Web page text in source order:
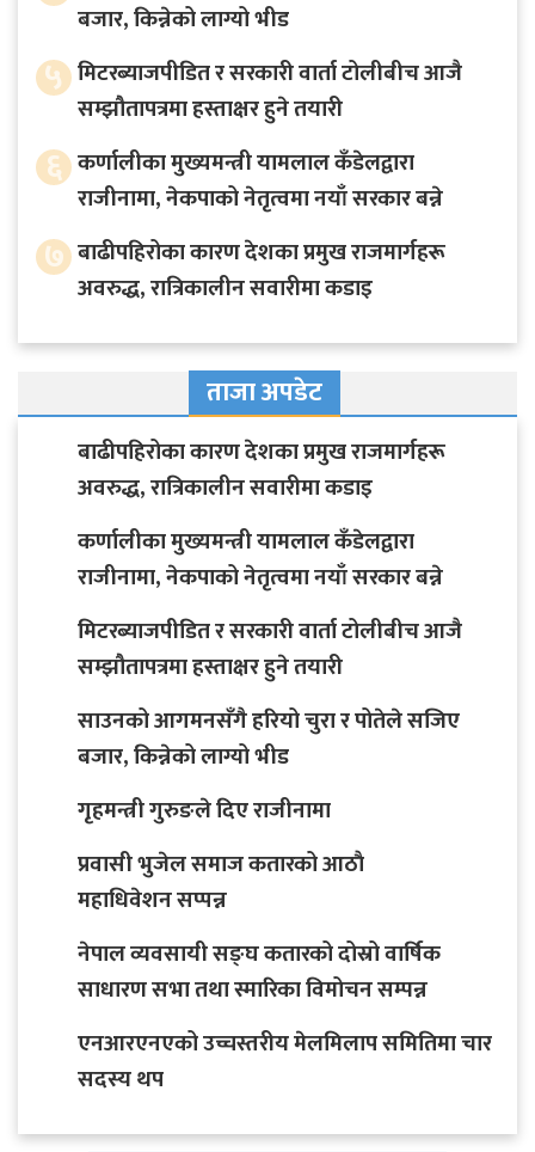
बजार, किन्नेको लाग्यो भीड
५ मिटरब्याजपीडित र सरकारी वार्ता टोलीबीच आजै
सम्झौतापत्रमा हस्ताक्षर हुने तयारी
६ कर्णालीका मुख्यमन्त्री यामलाल कँडेलद्वारा
राजीनामा, नेकपाको नेतृत्वमा नयाँ सरकार बन्ने
७ बाढीपहिरोका कारण देशका प्रमुख राजमार्गहरू
अवरुद्ध, रात्रिकालीन सवारीमा कडाइ
ताजा अपडेट
बाढीपहिरोका कारण देशका प्रमुख राजमार्गहरू
अवरुद्ध, रात्रिकालीन सवारीमा कडाइ
कर्णालीका मुख्यमन्त्री यामलाल कँडेलद्वारा
राजीनामा, नेकपाको नेतृत्वमा नयाँ सरकार बन्ने
मिटरब्याजपीडित र सरकारी वार्ता टोलीबीच आजै
सम्झौतापत्रमा हस्ताक्षर हुने तयारी
साउनको आगमनसँगै हरियो चुरा र पोतेले सजिए
बजार, किन्नेको लाग्यो भीड
गृहमन्त्री गुरुङले दिए राजीनामा
प्रवासी भुजेल समाज कतारको आठाै
महाधिवेशन सप्पन्न
नेपाल व्यवसायी सङ्घ कतारको दोस्रो वार्षिक
साधारण सभा तथा स्मारिका विमोचन सम्पन्न
एनआरएनएको उच्चस्तरीय मेलमिलाप समितिमा चार
सदस्य थप